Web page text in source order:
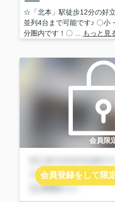
☆「北本」駅徒歩12分の好
並列4台まで可能です♪ 〇小
分圏内です！〇 ...
もっと見
会員限
会員登録をして限